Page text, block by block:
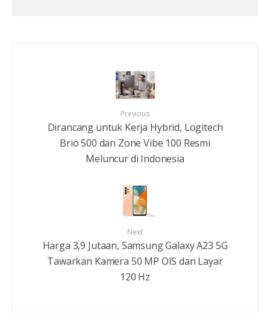
Previous
Dirancang untuk Kerja Hybrid, Logitech
Brio 500 dan Zone Vibe 100 Resmi
Meluncur di Indonesia
Next
Harga 3,9 Jutaan, Samsung Galaxy A23 5G
Tawarkan Kamera 50 MP OIS dan Layar
120 Hz